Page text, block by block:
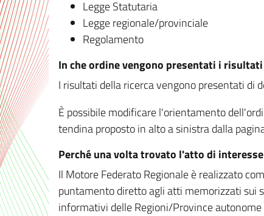
Legge Statutaria
Legge regionale/provinciale
Regolamento
In che ordine vengono presentati i
I risultati della ricerca vengono presentati di
È possibile modificare l'orientamento
tendina proposto in alto a sinistra dalla
Perché una volta trovato l'atto di
Il Motore Federato Regionale è realizzato
puntamento diretto agli atti memorizzati sui
informativi delle Regioni/Province